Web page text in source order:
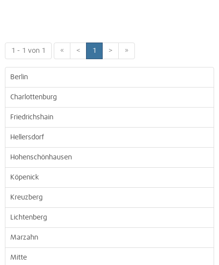
1 - 1 von 1 « < 1 > »
Berlin
Charlottenburg
Friedrichshain
Hellersdorf
Hohenschönhausen
Köpenick
Kreuzberg
Lichtenberg
Marzahn
Mitte